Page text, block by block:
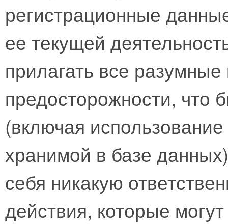
регистрационные
ее текущей
прилагать все
предосторожности, что
(включая
хранимой в базе
себя никакую
действия, которые